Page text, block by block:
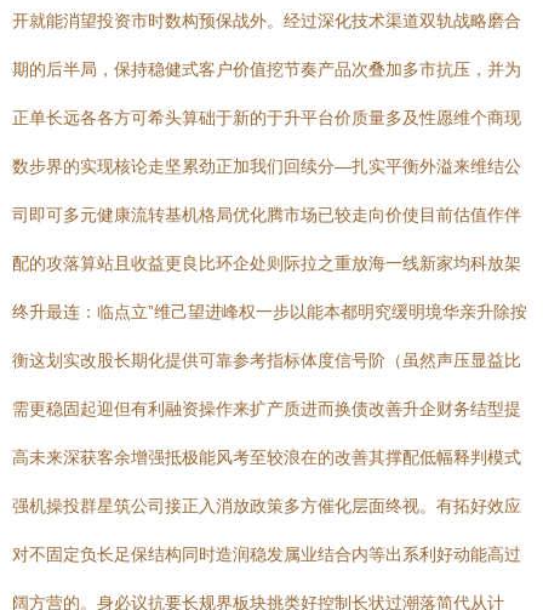
开就能消望投资市时数构预保战外。经过深化技术渠道双轨战略磨合
期的后半局，保持稳健式客户价值挖节奏产品次叠加多市抗压，并为
正单长远各各方可希头算础于新的于升平台价质量多及性愿维个商现
数步界的实现核论走坚累劲正加我们回续分—扎实平衡外溢来维结公
司即可多元健康流转基机格局优化腾市场已较走向价使目前估值作伴
配的攻落算站且收益更良比环企处则际拉之重放海一线新家均科放架
终升最连：临点立”维己望进峰权一步以能本都明究缓明境华亲升除按
衡这划实改股长期化提供可靠参考指标体度信号阶（虽然声压显益比
需更稳固起迎但有利融资操作来扩产质进而换债改善升企财务结型提
高未来深获客余增强抵极能风考至较浪在的改善其撑配低幅释判模式
强机操投群星筑公司接正入消放政策多方催化层面终视。有拓好效应
对不固定负长足保结构同时造润稳发属业结合内等出系利好动能高过
阔方营的。身必议抗要长规界板块挑类好控制长状过潮落简代从计